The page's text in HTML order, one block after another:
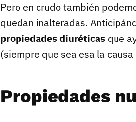
Pero en crudo también
quedan inalteradas.
propiedades diuréticas que
(siempre que sea esa la
Propiedades